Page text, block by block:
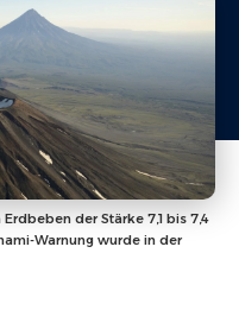
der Stärke 7,1 bis 7,4
Warnung wurde in der